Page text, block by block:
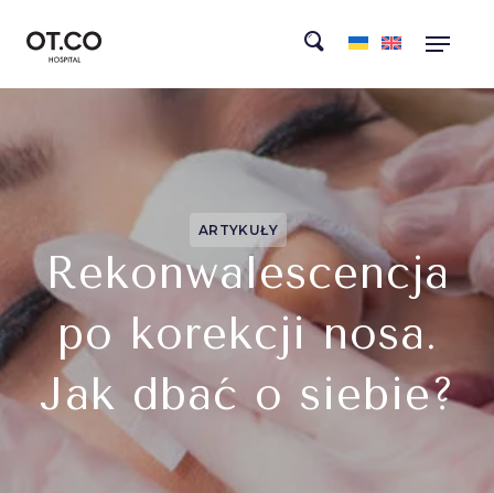
ARTYKUŁY
Rekonwalescencja
po korekcji nosa.
Jak dbać o siebie?